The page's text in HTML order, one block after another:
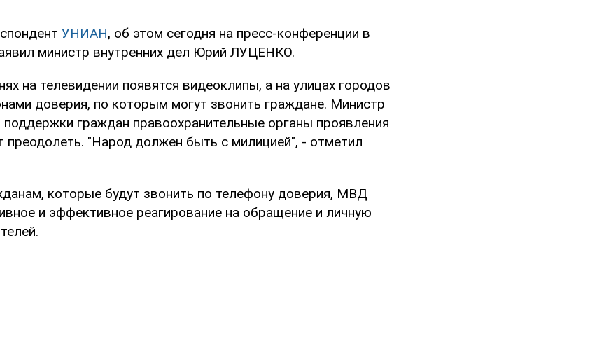
УНИАН, об этом сегодня на пресс-конференции в
министр внутренних дел Юрий ЛУЦЕНКО.
на телевидении появятся видеоклипы, а на улицах городов
доверия, по которым могут звонить граждане. Министр
поддержки граждан правоохранительные органы проявления
преодолеть. "Народ должен быть с милицией", - отметил
которые будут звонить по телефону доверия, МВД
и эффективное реагирование на обращение и личную